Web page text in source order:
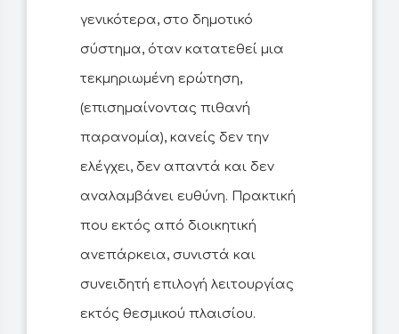
γενικότερα, στο δημοτικό
σύστημα, όταν κατατεθεί μια
τεκμηριωμένη ερώτηση,
(επισημαίνοντας πιθανή
παρανομία), κανείς δεν την
ελέγχει, δεν απαντά και δεν
αναλαμβάνει ευθύνη. Πρακτική
που εκτός από διοικητική
ανεπάρκεια, συνιστά και
συνειδητή επιλογή λειτουργίας
εκτός θεσμικού πλαισίου.